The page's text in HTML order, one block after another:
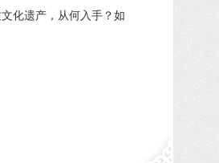
化遗产，从何入手？如